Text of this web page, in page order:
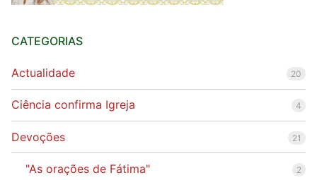
CATEGORIAS
Actualidade 20
Ciência confirma Igreja 4
Devoções 21
"As orações de Fátima" 2